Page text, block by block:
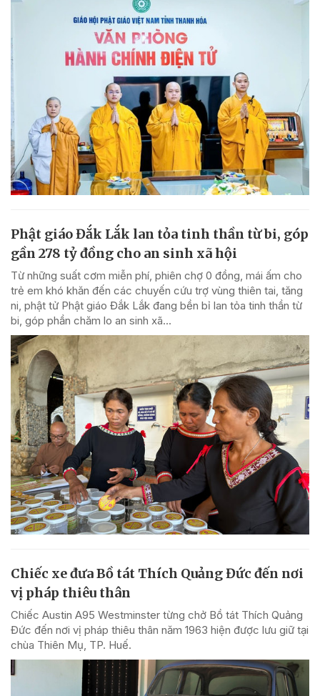
Phật giáo Đắk Lắk lan tỏa tinh thần từ bi, góp
gần 278 tỷ đồng cho an sinh xã hội
Từ những suất cơm miễn phí, phiên chợ 0 đồng, mái ấm cho
trẻ em khó khăn đến các chuyến cứu trợ vùng thiên tai, tăng
ni, phật tử Phật giáo Đắk Lắk đang bền bỉ lan tỏa tinh thần từ
bi, góp phần chăm lo an sinh xã...
Chiếc xe đưa Bồ tát Thích Quảng Đức đến nơi
vị pháp thiêu thân
Chiếc Austin A95 Westminster từng chở Bồ tát Thích Quảng
Đức đến nơi vị pháp thiêu thân năm 1963 hiện được lưu giữ tại
chùa Thiên Mụ, TP. Huế.